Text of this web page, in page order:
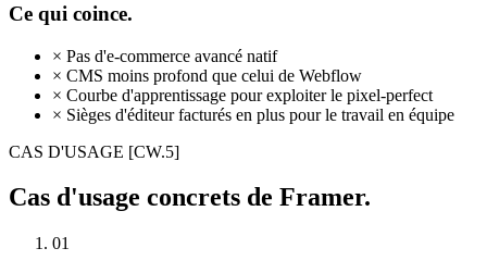
Ce qui coince.
× Pas d'e-commerce avancé natif
× CMS moins profond que celui de Webflow
× Courbe d'apprentissage pour exploiter le pixel-perfect
× Sièges d'éditeur facturés en plus pour le travail en équipe
CAS D'USAGE [CW.5]
Cas d'usage concrets de Framer.
01